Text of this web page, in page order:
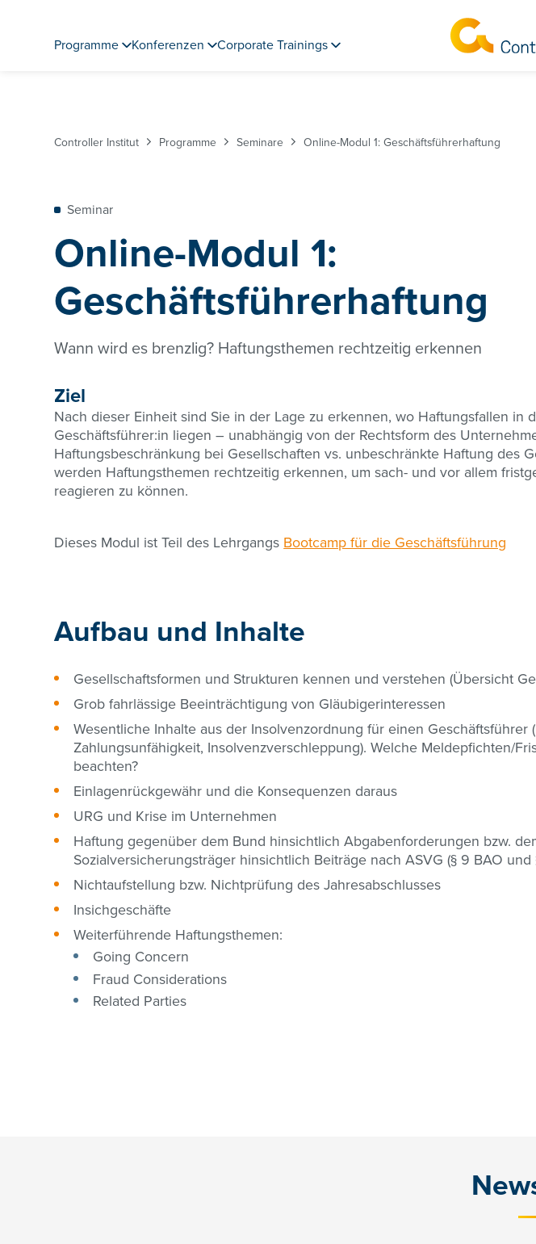
Programme Konferenzen Corporate Trainings
Controller Institut Programme Seminare Online-Modul 1: Geschäftsführerhaftung
Seminar
Online-Modul 1:
Geschäftsführerhaftung
Wann wird es brenzlig? Haftungsthemen rechtzeitig erkennen
Ziel
Nach dieser Einheit sind Sie in der Lage zu erkennen, wo Haftungsfallen in
Geschäftsführer:in liegen – unabhängig von der Rechtsform des
Haftungsbeschränkung bei Gesellschaften vs. unbeschränkte Haftung des
werden Haftungsthemen rechtzeitig erkennen, um sach- und vor allem
reagieren zu können.
Dieses Modul ist Teil des Lehrgangs Bootcamp für die Geschäftsführung
Aufbau und Inhalte
Gesellschaftsformen und Strukturen kennen und verstehen (Übersicht
Grob fahrlässige Beeinträchtigung von Gläubigerinteressen
Wesentliche Inhalte aus der Insolvenzordnung für einen Geschäftsführer
Zahlungsunfähigkeit, Insolvenzverschleppung). Welche Meldepfichten/
beachten?
Einlagenrückgewähr und die Konsequenzen daraus
URG und Krise im Unternehmen
Haftung gegenüber dem Bund hinsichtlich Abgabenforderungen bzw.
Sozialversicherungsträger hinsichtlich Beiträge nach ASVG (§ 9 BAO und
Nichtaufstellung bzw. Nichtprüfung des Jahresabschlusses
Insichgeschäfte
Weiterführende Haftungsthemen:
Going Concern
Fraud Considerations
Related Parties